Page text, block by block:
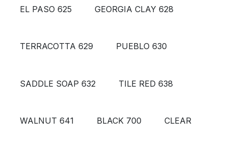
EL PASO 625 GEORGIA CLAY 628
TERRACOTTA 629 PUEBLO 630
SADDLE SOAP 632 TILE RED 638
WALNUT 641 BLACK 700 CLEAR